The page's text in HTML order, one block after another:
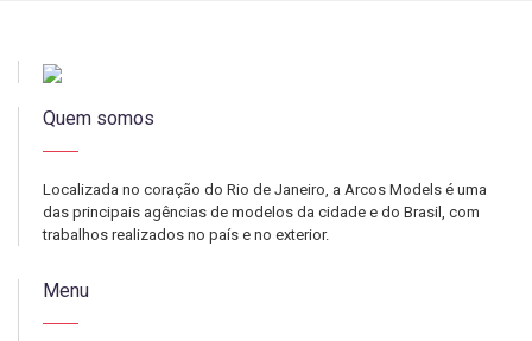
Quem somos
Localizada no coração do Rio de Janeiro, a Arcos Models é uma
das principais agências de modelos da cidade e do Brasil, com
trabalhos realizados no país e no exterior.
Menu